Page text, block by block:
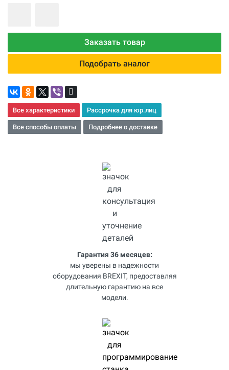
Заказать товар
Подобрать аналог
Все характеристики Рассрочка для юр.лиц
Все способы оплаты Подробнее о доставке
Гарантия 36 месяцев:
мы уверены в надежности
оборудования BREXIT, предоставляя
длительную гарантию на все
модели.